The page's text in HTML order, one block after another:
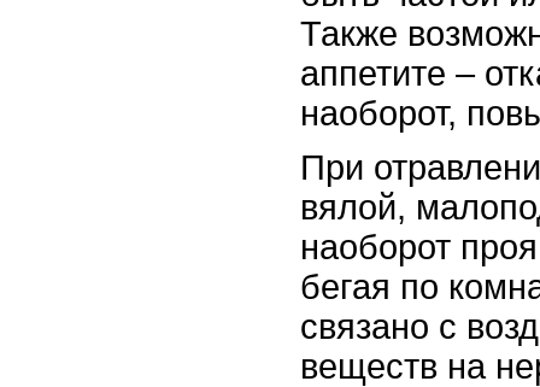
Также
аппетите –
наоборот,
При
вялой,
наоборот
бегая по
связано с
веществ на